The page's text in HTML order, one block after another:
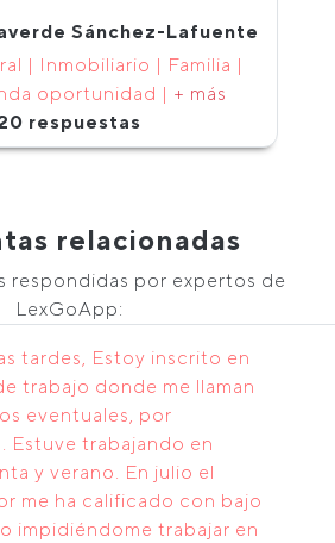
Sánchez-Lafuente
| Inmobiliario | Familia |
oportunidad | + más
respuestas
relacionadas
respondidas por expertos de
LexGoApp:
tardes, Estoy inscrito en
trabajo donde me llaman
eventuales, por
Estuve trabajando en
y verano. En julio el
me ha calificado con bajo
impidiéndome trabajar en